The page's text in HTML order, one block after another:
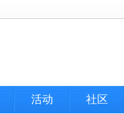
活动 社区